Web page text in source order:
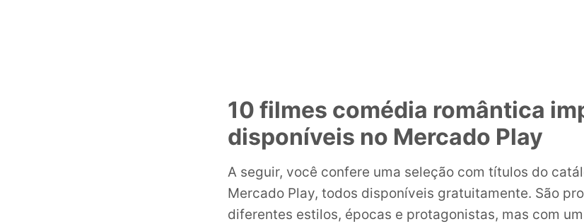
10 filmes comédia romântica
disponíveis no Mercado Play
A seguir, você confere uma seleção com títulos do
Mercado Play, todos disponíveis gratuitamente. São
diferentes estilos, épocas e protagonistas, mas com